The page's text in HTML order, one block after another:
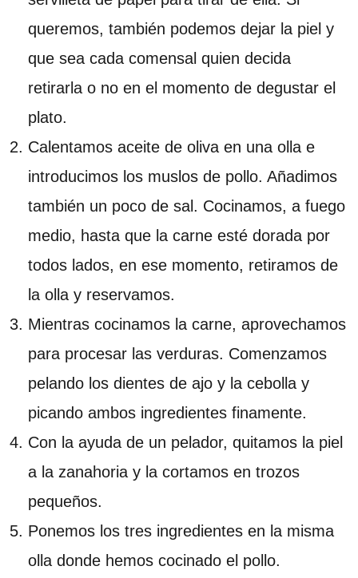
queremos, también podemos dejar la piel y
que sea cada comensal quien decida
retirarla o no en el momento de degustar el
plato.
Calentamos aceite de oliva en una olla e
introducimos los muslos de pollo. Añadimos
también un poco de sal. Cocinamos, a fuego
medio, hasta que la carne esté dorada por
todos lados, en ese momento, retiramos de
la olla y reservamos.
Mientras cocinamos la carne, aprovechamos
para procesar las verduras. Comenzamos
pelando los dientes de ajo y la cebolla y
picando ambos ingredientes finamente.
Con la ayuda de un pelador, quitamos la piel
a la zanahoria y la cortamos en trozos
pequeños.
Ponemos los tres ingredientes en la misma
olla donde hemos cocinado el pollo.